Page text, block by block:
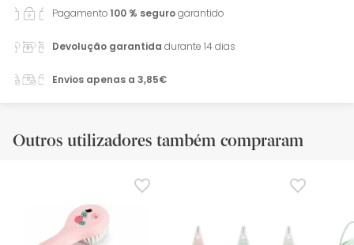
Pagamento100 % segurogarantido
Devolução garantida durante 14 dias
Envios apenas a 3,85€
Outros utilizadores também compraram